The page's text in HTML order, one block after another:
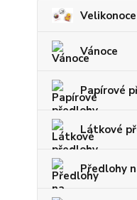
Velikonoce
Vánoce
Papírové
Látkové
Předlohy